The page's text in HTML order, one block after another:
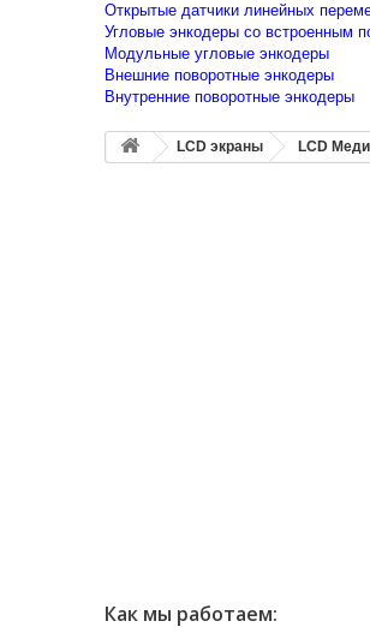
Открытые датчики линейных
Угловые энкодеры со встроенным
Модульные угловые энкодеры
Внешние поворотные энкодеры
Внутренние поворотные энкодеры
LCD экраны LCD
Как мы работаем: